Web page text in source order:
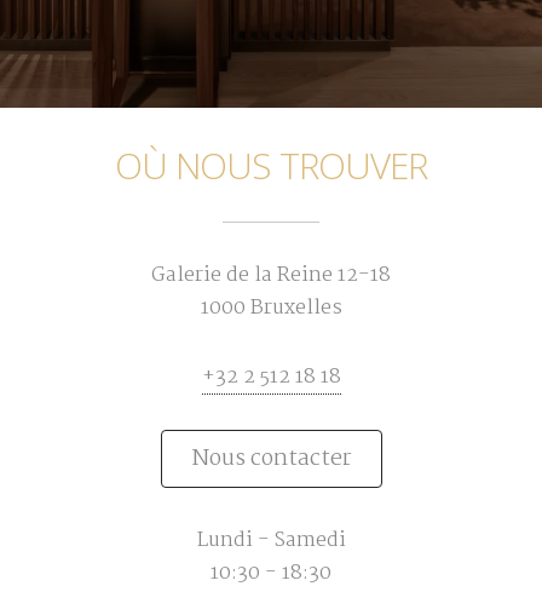
OÙ NOUS TROUVER
Galerie de la Reine 12-18
1000 Bruxelles
+32 2 512 18 18
Nous contacter
Lundi - Samedi
10:30 - 18:30